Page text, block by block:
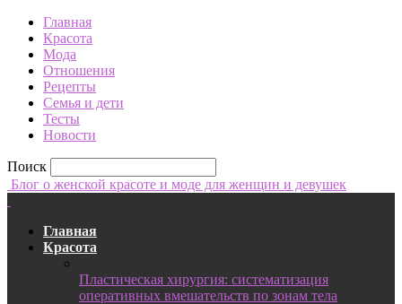
Главная
Красота
Мода
Отношения
Рецепты
Семья и дети
Тесты
Новости
Поиск
Блог о женской красоте и моде для женщин и девушек
Главная
Красота
Пластическая хирургия: систематизация
оперативных вмешательств по зонам тела